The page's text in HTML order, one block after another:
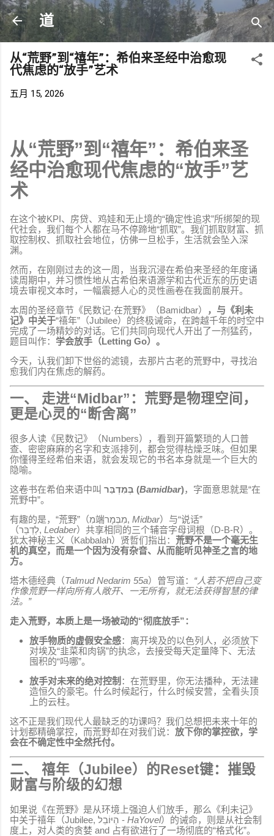
跳至主要内容
道
从“荒野”到“禧年”：希伯来圣经中治愈现
代焦虑的“放手”艺术
五月 15, 2026
从“荒野”到“禧年”：希伯来圣
经中治愈现代焦虑的“放手”艺
术
在这个被KPI、房贷、鸡娃和无止境的“确定性追求”所绑架的现
代社会，我们每个人都在马不停蹄地“抓取”。我们抓取财富、抓
取控制权、抓取社会地位，仿佛一旦松手，生活就会坠入深
渊。
然而，在刚刚过去的这一周，当我沉浸在希伯来圣经的年度诵
读周期中，并习惯性地从古希伯来语源学和古代近东的历史语
境去审视文本时，一幅震撼人心的灵性画卷在我面前展开。
本周的圣经章节《民数记·在荒野》（Bamidbar）
，与《利未
记》中关于“禧年”（Jubilee）的终极诫命，在跨越千年的时空中
完成了一场精妙的对话。它们共同向现代人开出了一剂猛药，
题目叫作： 学会放手（Letting Go）。
今天，认我们卸下世俗的滤镜，去那片古老的荒野中，寻找治
愈我们内在焦虑的解药。
一、 走进“Midbar”：荒野是物理空间，
更是心灵的“断舍离”
很多人读《民数记》（Numbers），看到开篇繁琐的人口普
查、密密麻麻的名字和支派排列，都会觉得枯燥乏味。但如果
你懂得圣经希伯来语，就会发现它的书名本身就是一个巨大的
隐喻。
这卷书在希伯来语中叫
בְּמִדְבַּר (Bamidbar)，字面意思就是“在
荒野中”。
有趣的是，“荒野”（מִ端מִבְּמָר, Midbar）与“说话”
（לְדַבֵּר, Ledaber）共享相同的三个辅音字母词根（D-B-R）。
犹太神秘主义（Kabbalah）贤哲们指出： 荒野不是一个毫无生
机的真空，而是一个因为没有杂音、从而能听见神圣之言的地
方。
塔木德经典（Talmud Nedarim 55a）曾写道： “人若不把自己变
作像荒野一样向所有人敞开、一无所有，就无法获得智慧的律
法。”
走入荒野，本质上是一场被动的“彻底放手”：
放手物质的虚假安全感：离开埃及的以色列人，必须放下
对埃及“韭菜和肉锅”的执念，去接受每天定量降下、无法
囤积的“吗哪”。
放手对未来的绝对控制 ：在荒野里，你无法播种，无法建
造恒久的豪宅。什么时候起行，什么时候安营，全看头顶
上的云柱。
这不正是我们现代人最缺乏的功课吗？我们总想把未来十年的
计划都精确掌控，而荒野却在对我们说： 放下你的掌控欲，学
会在不确定性中全然托付。
二、 禧年（Jubilee）的Reset键：摧毁
财富与阶级的幻想
如果说《在荒野》是从环境上强迫人们放手，那么《利未记》
中关于禧年（Jubilee, הַיּוֹבֵל - HaYovel）的诫命，则是从社会制
度上，对人类的贪婪 and 占有欲进行了一场彻底的“格式化”。